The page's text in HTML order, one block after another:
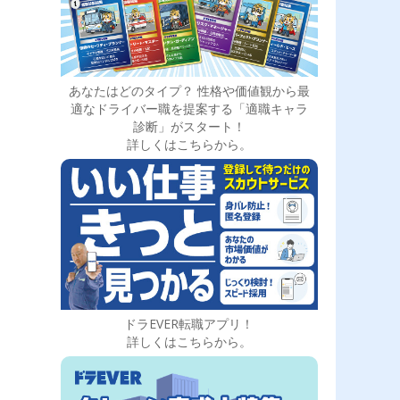
あなたはどのタイプ？ 性格や価値観から最
適なドライバー職を提案する「適職キャラ
診断」がスタート！
詳しくはこちらから。
ドラEVER転職アプリ！
詳しくはこちらから。